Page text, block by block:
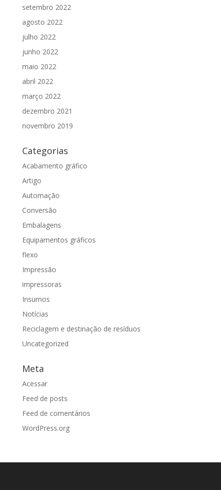
setembro 2022
agosto 2022
julho 2022
junho 2022
maio 2022
abril 2022
março 2022
dezembro 2021
novembro 2019
Categorias
Acabamento gráfico
Artigo
Automação
Conversão
Embalagens
Equipamentos gráficos
flexo
Impressão
impressoras
Insumos
Notícias
Reciclagem e destinação de resíduos
Uncategorized
Meta
Acessar
Feed de posts
Feed de comentários
WordPress.org